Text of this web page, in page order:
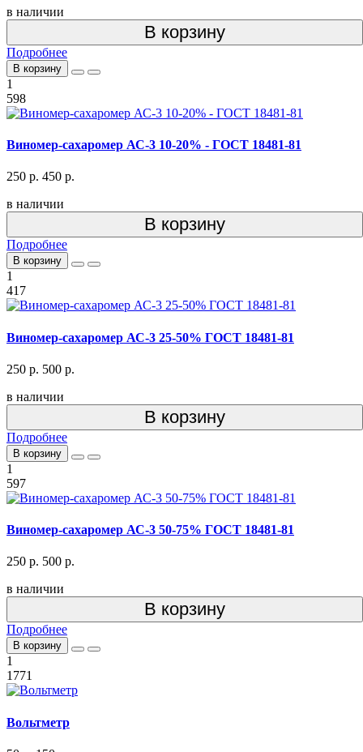
в наличии
В корзину
Подробнее
В корзину
1
598
Виномер-сахаромер АС-3 10-20% - ГОСТ 18481-81
250 р. 450 р.
в наличии
В корзину
Подробнее
В корзину
1
417
Виномер-сахаромер АС-3 25-50% ГОСТ 18481-81
250 р. 500 р.
в наличии
В корзину
Подробнее
В корзину
1
597
Виномер-сахаромер АС-3 50-75% ГОСТ 18481-81
250 р. 500 р.
в наличии
В корзину
Подробнее
В корзину
1
1771
Вольтметр